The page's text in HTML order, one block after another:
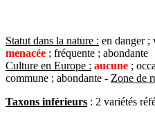
Statut dans la nature : en danger ;
menacée ; fréquente ; abondante
Culture en Europe : aucune ;
commune ; abondante - Zone de
Taxons inférieurs : 2 variétés